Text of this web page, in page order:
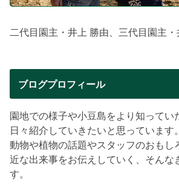
二代目園主・井上 勝由、三代目園主
ブログプロフィール
園地での様子や小豆島をより知ってい
日々紹介していきたいと思っています。
動物や植物の話題やスタッフのおもし
近な出来事をお伝えしていく、そんな
す。